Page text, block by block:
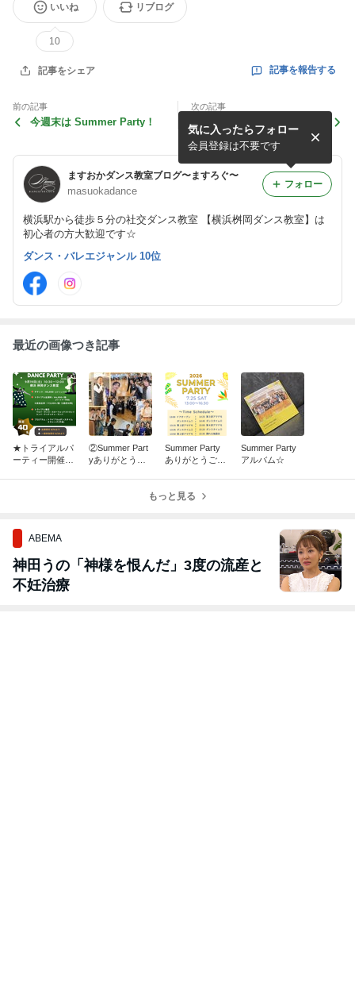
いいね
10
リブログ
記事をシェア 記事を報告する
前の記事
今週末は Summer Party！
次の記事
新しい夏のリース
ますおかダンス教室ブログ〜ますろぐ〜
masuokadance
横浜駅から徒歩５分の社交ダンス教室 【横浜桝岡ダンス教室】は
初心者の方大歓迎です☆
気に入ったらフォロー
会員登録は不要です
フォロー
ダンス・バレエジャンル 10位
最近の画像つき記事
★トライアルパ
ーティー開催の
②Summer Part
yありがとうご
Summer Party
ありがとうござ
Summer Party
アルバム☆
もっと見る
ABEMA
神田うの「神様を恨んだ」3度の流産と
不妊治療